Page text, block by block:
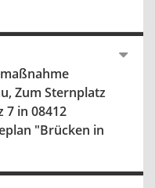
Zum Sternplatz
7 in 08412
"Brücken in